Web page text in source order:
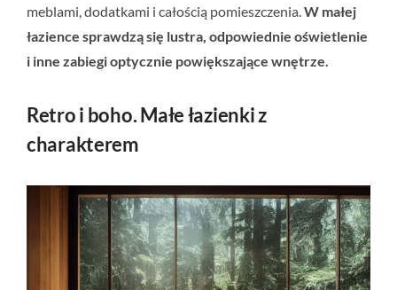
meblami, dodatkami i całością pomieszczenia.W małej
łazience sprawdzą się lustra, odpowiednie oświetlenie
i inne zabiegi optycznie powiększające wnętrze.
Retro i boho. Małe łazienki z
charakterem